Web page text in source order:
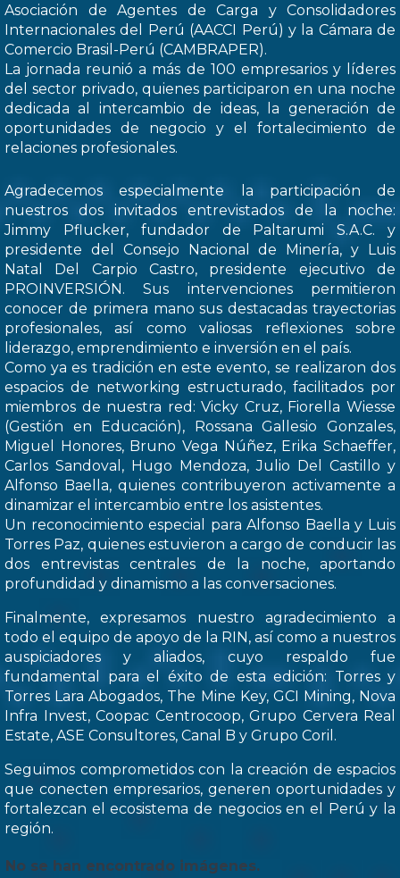
Asociación de Agentes de Carga y Consolidadores
Internacionales del Perú (AACCI Perú) y la Cámara de
Comercio Brasil-Perú (CAMBRAPER).
La jornada reunió a más de 100 empresarios y líderes
del sector privado, quienes participaron en una noche
dedicada al intercambio de ideas, la generación de
oportunidades de negocio y el fortalecimiento de
relaciones profesionales.
Agradecemos especialmente la participación de
nuestros dos invitados entrevistados de la noche:
Jimmy Pflucker, fundador de Paltarumi S.A.C. y
presidente del Consejo Nacional de Minería, y Luis
Natal Del Carpio Castro, presidente ejecutivo de
PROINVERSIÓN. Sus intervenciones permitieron
conocer de primera mano sus destacadas trayectorias
profesionales, así como valiosas reflexiones sobre
liderazgo, emprendimiento e inversión en el país.
Como ya es tradición en este evento, se realizaron dos
espacios de networking estructurado, facilitados por
miembros de nuestra red: Vicky Cruz, Fiorella Wiesse
(Gestión en Educación), Rossana Gallesio Gonzales,
Miguel Honores, Bruno Vega Núñez, Erika Schaeffer,
Carlos Sandoval, Hugo Mendoza, Julio Del Castillo y
Alfonso Baella, quienes contribuyeron activamente a
dinamizar el intercambio entre los asistentes.
Un reconocimiento especial para Alfonso Baella y Luis
Torres Paz, quienes estuvieron a cargo de conducir las
dos entrevistas centrales de la noche, aportando
profundidad y dinamismo a las conversaciones.
Finalmente, expresamos nuestro agradecimiento a
todo el equipo de apoyo de la RIN, así como a nuestros
auspiciadores y aliados, cuyo respaldo fue
fundamental para el éxito de esta edición: Torres y
Torres Lara Abogados, The Mine Key, GCI Mining, Nova
Infra Invest, Coopac Centrocoop, Grupo Cervera Real
Estate, ASE Consultores, Canal B y Grupo Coril.
Seguimos comprometidos con la creación de espacios
que conecten empresarios, generen oportunidades y
fortalezcan el ecosistema de negocios en el Perú y la
región.
No se han encontrado imágenes.